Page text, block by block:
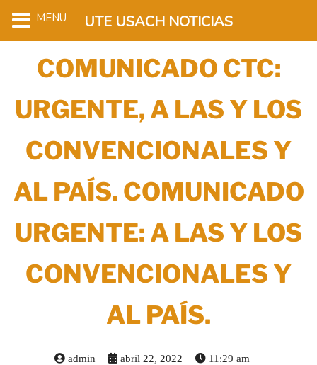
COMUNICADO CTC:
URGENTE, A LAS Y LOS
CONVENCIONALES Y
AL PAÍS. COMUNICADO
URGENTE: A LAS Y LOS
CONVENCIONALES Y
AL PAÍS.
admin abril 22, 2022 11:29 am
MENU UTE USACH NOTICIAS